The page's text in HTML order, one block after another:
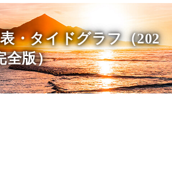
・タイドグラフ（202
全版）